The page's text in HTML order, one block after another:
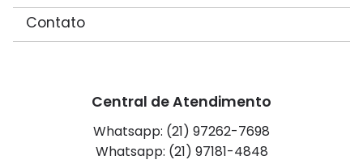
Contato
Central de Atendimento
Whatsapp: (21) 97262-7698
Whatsapp: (21) 97181-4848